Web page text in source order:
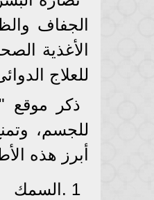
الجفاف
الأغذية
للعلاج
للجسم،
أبرز هذه
1 .السمك